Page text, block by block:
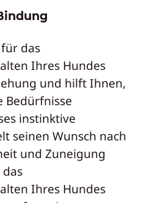
das
Ihres Hundes
und hilft Ihnen,
Bedürfnisse
instinktive
seinen Wunsch nach
und Zuneigung
Ihres Hundes